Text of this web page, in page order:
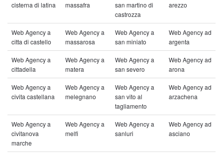
cisterna di latina
massafra
san martino di
castrozza
arezzo
Web Agency a
citta di castello
Web Agency a
massarosa
Web Agency a
san miniato
Web Agency ad
argenta
Web Agency a
cittadella
Web Agency a
matera
Web Agency a
san severo
Web Agency ad
arona
Web Agency a
civita castellana
Web Agency a
melegnano
Web Agency a
san vito al
tagliamento
Web Agency ad
arzachena
Web Agency a
civitanova
marche
Web Agency a
melfi
Web Agency a
sanluri
Web Agency ad
asciano